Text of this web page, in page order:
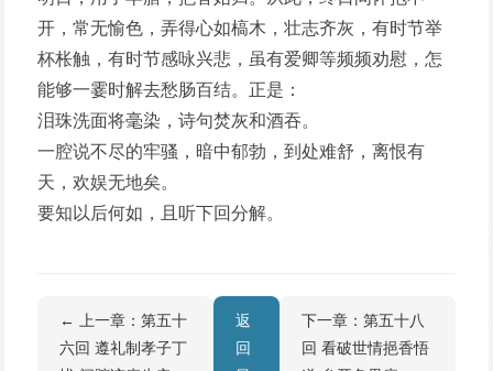
开，常无愉色，弄得心如槁木，壮志齐灰，有时节举
杯枨触，有时节感咏兴悲，虽有爱卿等频频劝慰，怎
能够一霎时解去愁肠百结。正是：
泪珠洗面将毫染，诗句焚灰和酒吞。
一腔说不尽的牢骚，暗中郁勃，到处难舒，离恨有
天，欢娱无地矣。
要知以后何如，且听下回分解。
← 上一章：第五十
六回 遵礼制孝子丁
返
回
下一章：第五十八
回 看破世情挹香悟